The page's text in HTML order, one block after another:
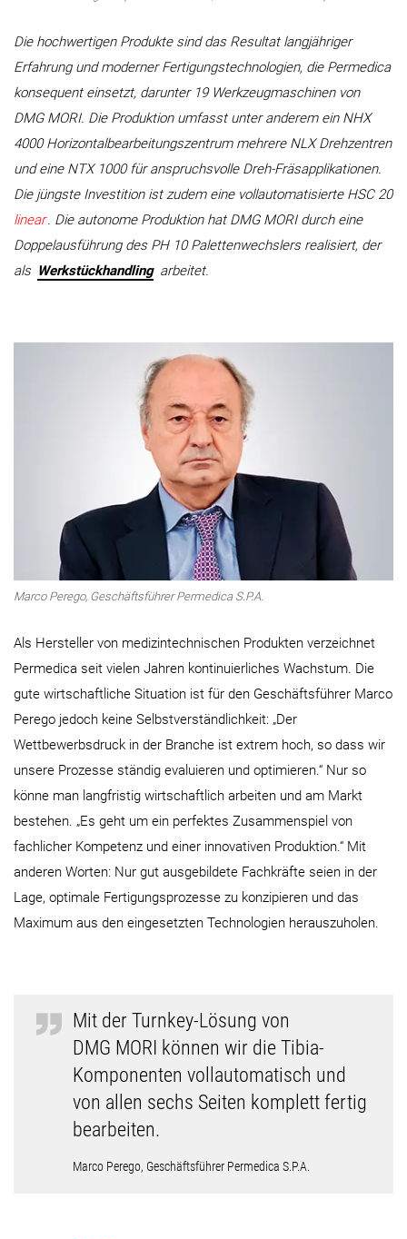
Die hochwertigen Produkte sind das Resultat langjähriger
Erfahrung und moderner Fertigungstechnologien, die Permedica
konsequent einsetzt, darunter 19 Werkzeugmaschinen von
DMG MORI. Die Produktion umfasst unter anderem ein NHX
4000 Horizontalbearbeitungszentrum mehrere NLX Drehzentren
und eine NTX 1000 für anspruchsvolle Dreh-Fräsapplikationen.
Die jüngste Investition ist zudem eine vollautomatisierte HSC 20
linear. Die autonome Produktion hat DMG MORI durch eine
Doppelausführung des PH 10 Palettenwechslers realisiert, der
als Werkstückhandling arbeitet.
Marco Perego, Geschäftsführer Permedica S.P.A.
Als Hersteller von medizintechnischen Produkten verzeichnet
Permedica seit vielen Jahren kontinuierliches Wachstum. Die
gute wirtschaftliche Situation ist für den Geschäftsführer Marco
Perego jedoch keine Selbstverständlichkeit: „Der
Wettbewerbsdruck in der Branche ist extrem hoch, so dass wir
unsere Prozesse ständig evaluieren und optimieren.“ Nur so
könne man langfristig wirtschaftlich arbeiten und am Markt
bestehen. „Es geht um ein perfektes Zusammenspiel von
fachlicher Kompetenz und einer innovativen Produktion.“ Mit
anderen Worten: Nur gut ausgebildete Fachkräfte seien in der
Lage, optimale Fertigungsprozesse zu konzipieren und das
Maximum aus den eingesetzten Technologien herauszuholen.
Mit der Turnkey-Lösung von
DMG MORI können wir die Tibia-
Komponenten vollautomatisch und
von allen sechs Seiten komplett fertig
bearbeiten.
Marco Perego, Geschäftsführer Permedica S.P.A.